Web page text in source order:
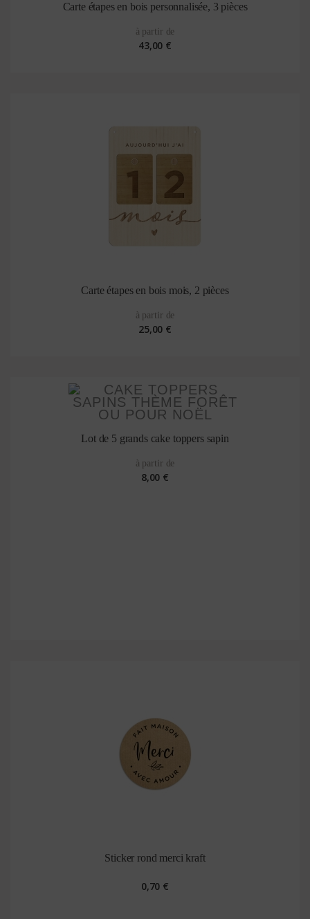
Carte étapes en bois personnalisée, 3 pièces
à partir de
43,00 €
Carte étapes en bois mois, 2 pièces
à partir de
25,00 €
Lot de 5 grands cake toppers sapin
à partir de
8,00 €
Sticker rond merci kraft
0,70 €